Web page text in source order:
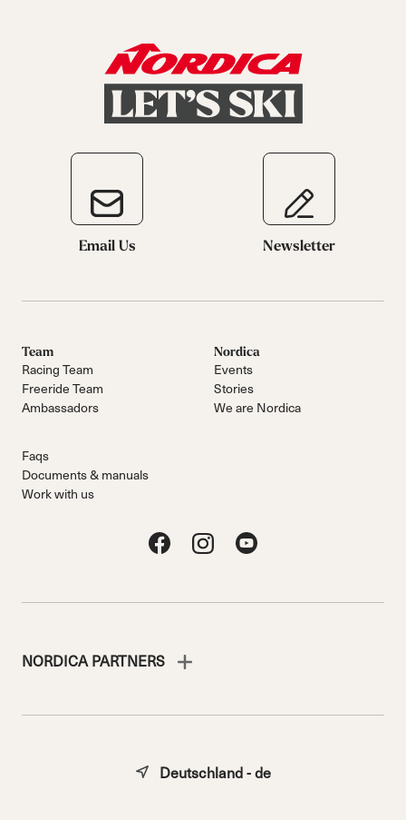
Email Us Newsletter
Team
Racing Team
Freeride Team
Ambassadors
Nordica
Events
Stories
We are Nordica
Faqs
Documents & manuals
Work with us
NORDICA PARTNERS
Deutschland - de